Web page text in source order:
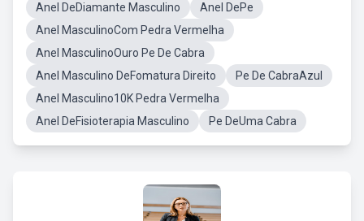
Anel DeDiamante Masculino
Anel DePe
Anel MasculinoCom Pedra Vermelha
Anel MasculinoOuro Pe De Cabra
Anel Masculino DeFomatura Direito
Pe De CabraAzul
Anel Masculino10K Pedra Vermelha
Anel DeFisioterapia Masculino
Pe DeUma Cabra